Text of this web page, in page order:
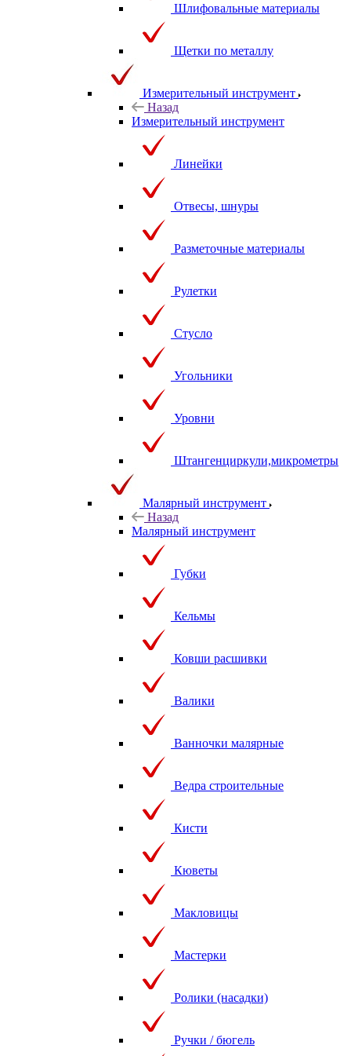
Шлифовальные материалы
Щетки по металлу
Измерительный инструмент
Назад
Измерительный инструмент
Линейки
Отвесы, шнуры
Разметочные материалы
Рулетки
Стусло
Угольники
Уровни
Штангенциркули,микрометры
Малярный инструмент
Назад
Малярный инструмент
Губки
Кельмы
Ковши расшивки
Валики
Ванночки малярные
Ведра строительные
Кисти
Кюветы
Макловицы
Мастерки
Ролики (насадки)
Ручки / бюгель